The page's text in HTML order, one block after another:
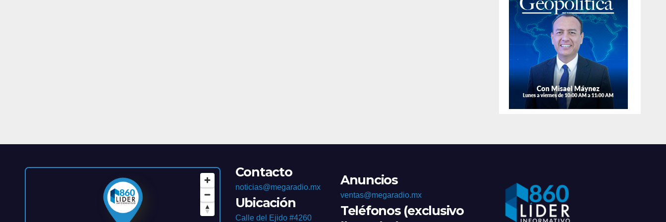
de
Contacto
noticias@megaradio.mx
Ubicación
Calle del Ejido #4260
Anuncios
ventas@megaradio.mx
Teléfonos (exclusivo